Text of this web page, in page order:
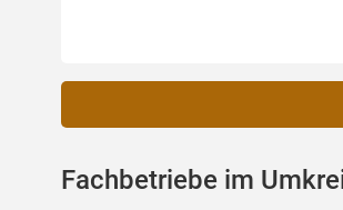
Fachbetriebe im